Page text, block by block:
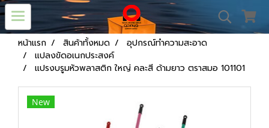
หน้าแรก สินค้าทั้งหมด
อุปกรณ์ทำความสะอาด
แปลงขัดอเนกประสงค์
แปรงบรูมหัวพลาสติก ใหญ่ คละสี ด้ามยาว ตราสมอ 101101
New